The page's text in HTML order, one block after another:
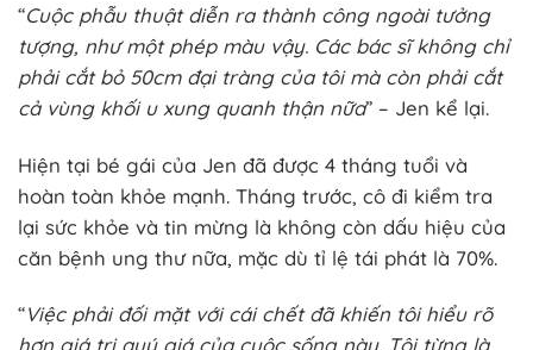
“Cuộc phẫu thuật diễn ra thành công ngoài tưởng
tượng, như một phép màu vậy. Các bác sĩ không chỉ
phải cắt bỏ 50cm đại tràng của tôi mà còn phải cắt
cả vùng khối u xung quanh thận nữa” – Jen kể lại.
Hiện tại bé gái của Jen đã được 4 tháng tuổi và
hoàn toàn khỏe mạnh. Tháng trước, cô đi kiểm tra
lại sức khỏe và tin mừng là không còn dấu hiệu của
căn bệnh ung thư nữa, mặc dù tỉ lệ tái phát là 70%.
“Việc phải đối mặt với cái chết đã khiến tôi hiểu rõ